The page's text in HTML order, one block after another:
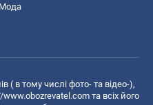
Мода
( в тому числі фото- та відео-),
www.obozrevatel.com та всіх його